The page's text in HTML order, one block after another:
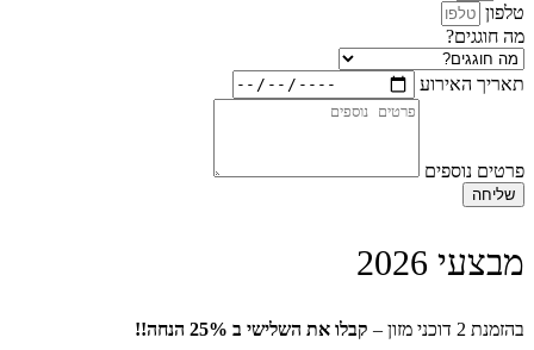
טלפון
מה חוגגים?
תאריך האירוע
פרטים נוספים
שליחה
מבצעי 2026
בהזמנת 2 דוכני מזון – קבלו את השלישי ב 25% הנחה!!